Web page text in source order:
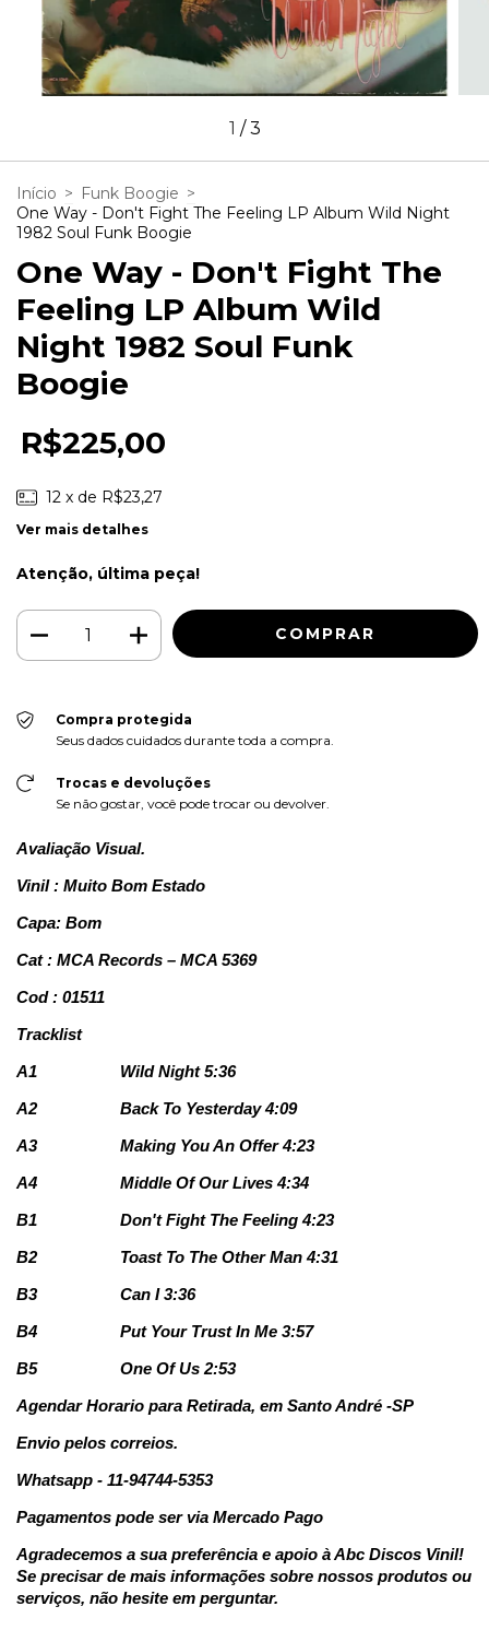
1 /3
Início > Funk Boogie >
One Way - Don't Fight The Feeling LP Album Wild Night
1982 Soul Funk Boogie
One Way - Don't Fight The
Feeling LP Album Wild
Night 1982 Soul Funk
Boogie
R$225,00
12 x de R$23,27
Ver mais detalhes
Atenção, última peça!
Compra protegida
Seus dados cuidados durante toda a compra.
Trocas e devoluções
Se não gostar, você pode trocar ou devolver.
Avaliação Visual.
Vinil : Muito Bom Estado
Capa: Bom
Cat : MCA Records – MCA 5369
Cod : 01511
Tracklist
A1
Wild Night 5:36
A2
Back To Yesterday 4:09
A3
Making You An Offer 4:23
A4
Middle Of Our Lives 4:34
B1
Don't Fight The Feeling 4:23
B2
Toast To The Other Man 4:31
B3
Can I 3:36
B4
Put Your Trust In Me 3:57
B5
One Of Us 2:53
Agendar Horario para Retirada, em Santo André -SP
Envio pelos correios.
Whatsapp - 11-94744-5353
Pagamentos pode ser via Mercado Pago
Agradecemos a sua preferência e apoio à Abc Discos Vinil!
Se precisar de mais informações sobre nossos produtos ou
serviços, não hesite em perguntar.